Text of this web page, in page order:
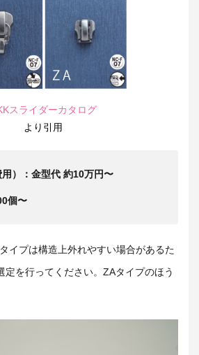
スライダーカタログ
より引用
）：金型代 約10万円〜
個〜
イプは構造上外れやすい場合があるた
定を行ってください。ZAタイプのほう